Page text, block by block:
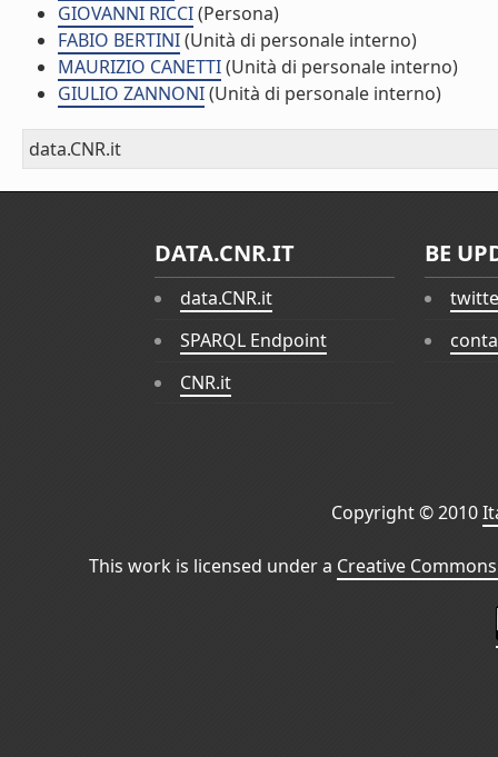
GIOVANNI RICCI(Persona)
FABIO BERTINI(Unità di personale interno)
MAURIZIO CANETTI(Unità di personale interno)
GIULIO ZANNONI(Unità di personale interno)
data.CNR.it
DATA.CNR.IT
data.CNR.it
SPARQL Endpoint
CNR.it
BE
Copyright © 2010
This work is licensed under a Creative